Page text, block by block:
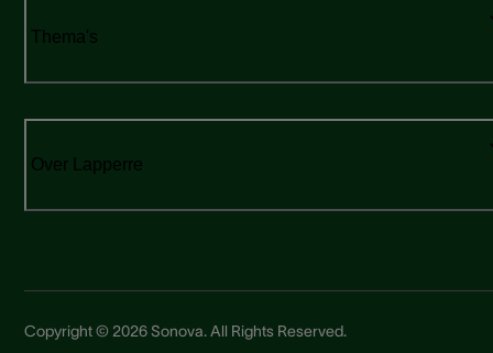
Thema's
Over Lapperre
Copyright © 2026 Sonova. All Rights Reserved.